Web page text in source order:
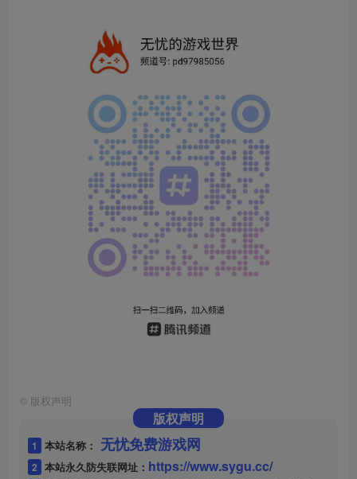
© 版权声明
版权声明
1 本站名称： 无忧免费游戏网
2 本站永久防失联网址： https://www.sygu.cc/